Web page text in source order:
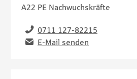
A22 PE Nachwuchskräfte
Telefon
0711 127-82215
Email E-Mail senden